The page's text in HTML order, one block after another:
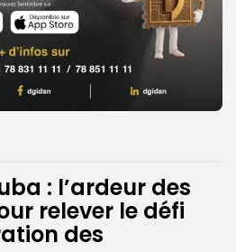
: l’ardeur des
relever le défi
des